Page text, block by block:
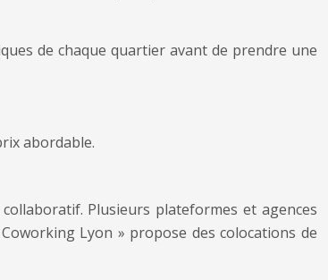
de chaque quartier avant de prendre une
abordable.
Plusieurs plateformes et agences
Lyon » propose des colocations de